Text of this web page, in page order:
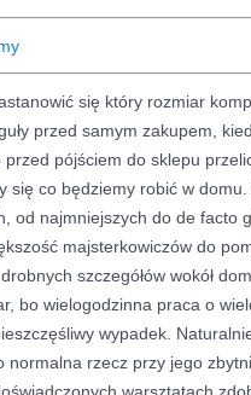
się który rozmiar
przed samym zakupem,
pójściem do sklepu
się co będziemy robić w
od najmniejszych do de facto
majsterkowiczów do
szczegółów wokół
bo wielogodzinna praca o
wypadek.
rzecz przy jego